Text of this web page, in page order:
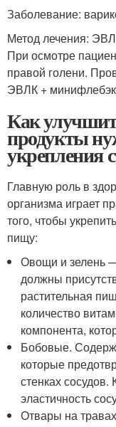
Заболевание:
Метод лечения:
При осмотре
правой голени.
ЭВЛК +
Как
продукты
укрепления
Главную роль в
организма играет
того, чтобы
пищу:
Овощи и зелень
должны
растительная
количество
компонента,
Бобовые.
которые
стенках
эластичность
Отвары на